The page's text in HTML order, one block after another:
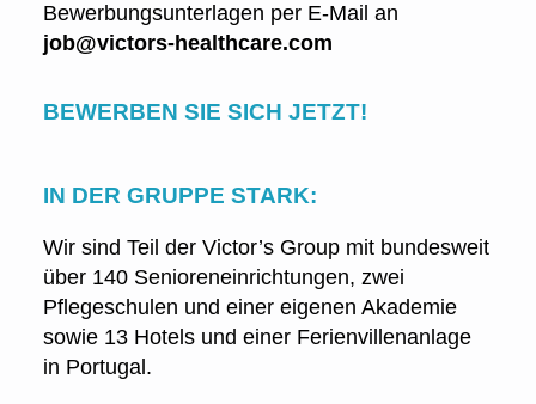
Bewerbungsunterlagen per E-Mail an
job@victors-healthcare.com
BEWERBEN SIE SICH JETZT!
IN DER GRUPPE STARK:
Wir sind Teil der Victor’s Group mit bundesweit
über 140 Senioreneinrichtungen, zwei
Pflegeschulen und einer eigenen Akademie
sowie 13 Hotels und einer Ferienvillenanlage
in Portugal.